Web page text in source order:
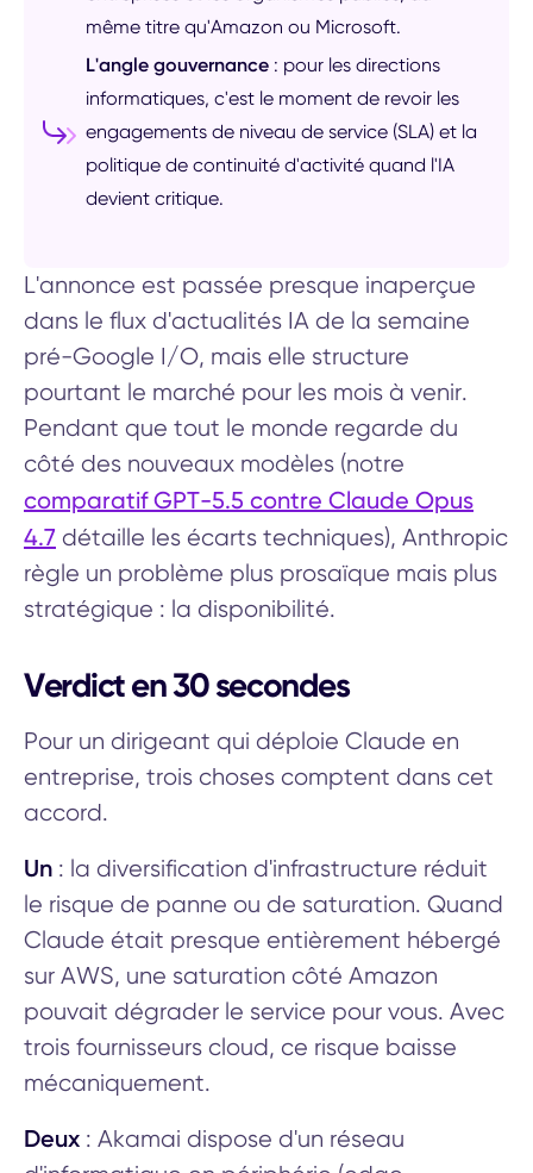
même titre qu'Amazon ou Microsoft.
L'angle gouvernance : pour les directions
informatiques, c'est le moment de revoir les
engagements de niveau de service (SLA) et la
politique de continuité d'activité quand l'IA
devient critique.
L'annonce est passée presque inaperçue
dans le flux d'actualités IA de la semaine
pré-Google I/O, mais elle structure
pourtant le marché pour les mois à venir.
Pendant que tout le monde regarde du
côté des nouveaux modèles (notre
comparatif GPT-5.5 contre Claude Opus
4.7 détaille les écarts techniques), Anthropic
règle un problème plus prosaïque mais plus
stratégique : la disponibilité.
Verdict en 30 secondes
Pour un dirigeant qui déploie Claude en
entreprise, trois choses comptent dans cet
accord.
Un : la diversification d'infrastructure réduit
le risque de panne ou de saturation. Quand
Claude était presque entièrement hébergé
sur AWS, une saturation côté Amazon
pouvait dégrader le service pour vous. Avec
trois fournisseurs cloud, ce risque baisse
mécaniquement.
Deux : Akamai dispose d'un réseau